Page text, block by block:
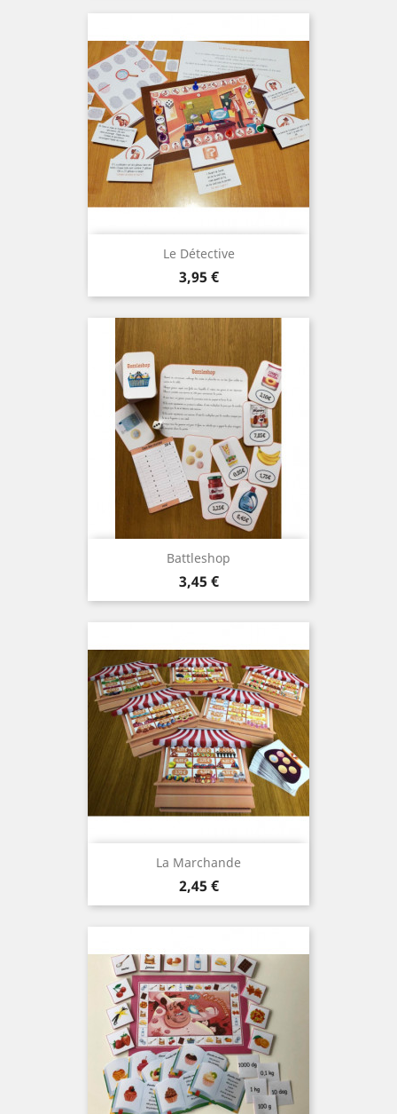
Le Détective
Prix
3,95 €
Battleshop
Prix
3,45 €
La Marchande
Prix
2,45 €